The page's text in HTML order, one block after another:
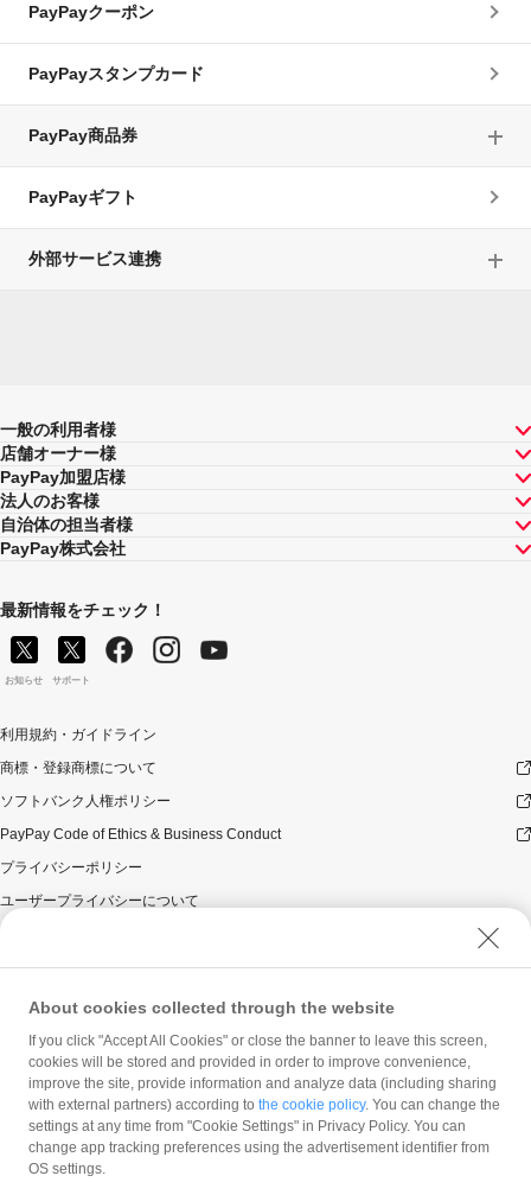
PayPayクーポン
PayPayスタンプカード
PayPay商品券
PayPayギフト
外部サービス連携
一般の利用者様
店舗オーナー様
PayPay加盟店様
法人のお客様
自治体の担当者様
PayPay株式会社
最新情報をチェック！
お知らせ サポート
利用規約・ガイドライン
商標・登録商標について
ソフトバンク人権ポリシー
PayPay Code of Ethics & Business Conduct
プライバシーポリシー
ユーザープライバシーについて
ウェブサイト利用規約
反社会的勢力に対する方針
勧誘方針
マネロン等基本方針
カスタマーハラスメントに関する当社の考え方
About cookies collected through the website
If you click "Accept All Cookies" or close the banner to leave this screen,
cookies will be stored and provided in order to improve convenience,
improve the site, provide information and analyze data (including sharing
with external partners) according to the cookie policy. You can change the
settings at any time from "Cookie Settings" in Privacy Policy. You can
change app tracking preferences using the advertisement identifier from
OS settings.